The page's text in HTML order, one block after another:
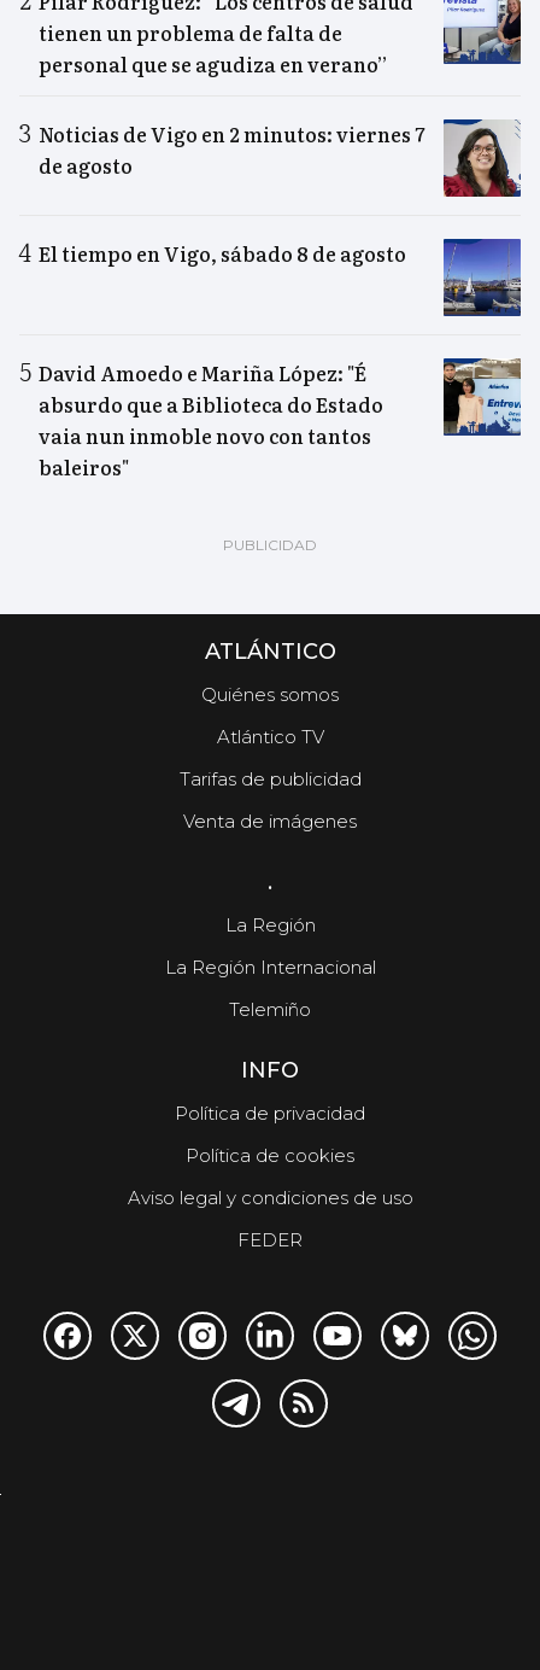
tienen un problema de falta de
personal que se agudiza en verano”
Noticias de Vigo en 2 minutos: viernes 7
de agosto
El tiempo en Vigo, sábado 8 de agosto
David Amoedo e Mariña López: "É
absurdo que a Biblioteca do Estado
vaia nun inmoble novo con tantos
baleiros"
ATLÁNTICO
Quiénes somos
Atlántico TV
Tarifas de publicidad
Venta de imágenes
.
La Región
La Región Internacional
Telemiño
INFO
Política de privacidad
Política de cookies
Aviso legal y condiciones de uso
FEDER